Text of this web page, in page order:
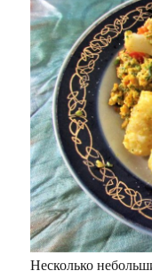
Несколько